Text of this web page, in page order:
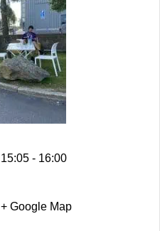
15:05 - 16:00
+ Google Map